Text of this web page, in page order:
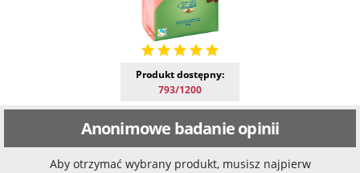
Produkt dostępny:
793/1200
Anonimowe badanie opinii
Aby otrzymać wybrany produkt, musisz najpierw